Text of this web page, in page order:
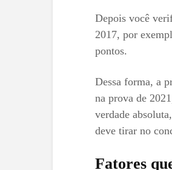
Depois você
2017, por
pontos.
Dessa forma, a
na prova de
verdade
deve tirar no
Fatores